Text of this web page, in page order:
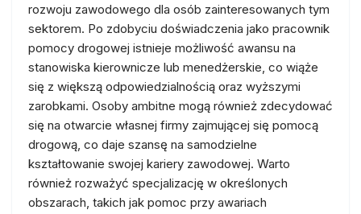
rozwoju zawodowego dla osób zainteresowanych tym
sektorem. Po zdobyciu doświadczenia jako pracownik
pomocy drogowej istnieje możliwość awansu na
stanowiska kierownicze lub menedżerskie, co wiąże
się z większą odpowiedzialnością oraz wyższymi
zarobkami. Osoby ambitne mogą również zdecydować
się na otwarcie własnej firmy zajmującej się pomocą
drogową, co daje szansę na samodzielne
kształtowanie swojej kariery zawodowej. Warto
również rozważyć specjalizację w określonych
obszarach, takich jak pomoc przy awariach